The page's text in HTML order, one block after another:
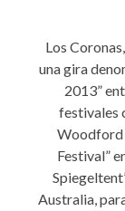
Los
una gira
2013”
festivales
Woodford
Festival”
Australia,